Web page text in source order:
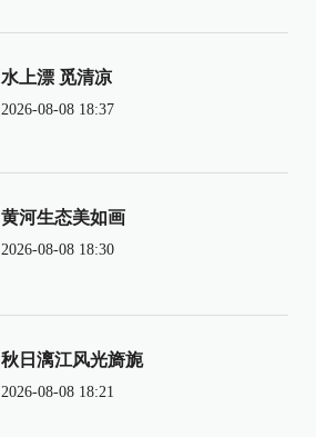
水上漂 觅清凉
2026-08-08 18:37
黄河生态美如画
2026-08-08 18:30
秋日漓江风光旖旎
2026-08-08 18:21